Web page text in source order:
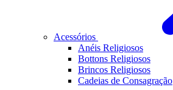
Acessórios
Anéis Religiosos
Bottons Religiosos
Brincos Religiosos
Cadeias de Consagração